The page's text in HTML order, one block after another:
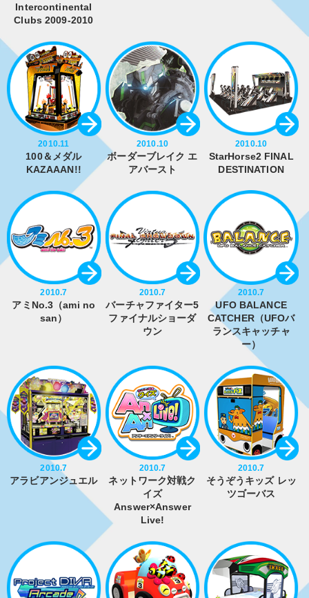
Intercontinental
Clubs 2009-2010
2010.11
100＆メダル
KAZAAAN!!
2010.10
ボーダーブレイク エ
アバースト
2010.10
StarHorse2 FINAL
DESTINATION
2010.7
アミNo.3（ami no
san）
2010.7
バーチャファイター5
ファイナルショーダ
ウン
2010.7
UFO BALANCE
CATCHER（UFOバ
ランスキャッチャ
ー）
2010.7
アラビアンジュエル
2010.7
ネットワーク対戦ク
イズ
Answer×Answer
Live!
2010.7
そうぞうキッズ レッ
ツゴーバス